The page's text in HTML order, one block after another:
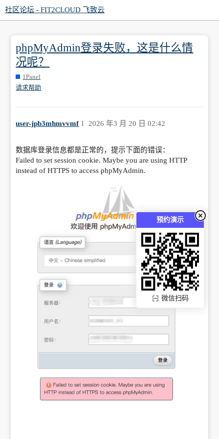
预约演示
微信扫码
社区论坛 - FIT2CLOUD 飞致云
phpMyAdmin登录失败，这是什么情
况呢？
1Panel
请求帮助
user-jpb3mhmvvmf 2026 年3 月 20 日 02:42
1
数据库登录信息都是正常的，提示下面的错误：
Failed to set session cookie. Maybe you are using HTTP
instead of HTTPS to access phpMyAdmin.